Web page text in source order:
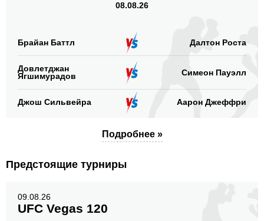
14 26%
08.08.26
Брайан Баттл Далтон Роста
Довлетджан
Ягшимурадов
Симеон Пауэлл
Джош Сильвейра Аарон Джеффри
Подробнее »
Предстоящие турниры
09.08.26
UFC Vegas 120